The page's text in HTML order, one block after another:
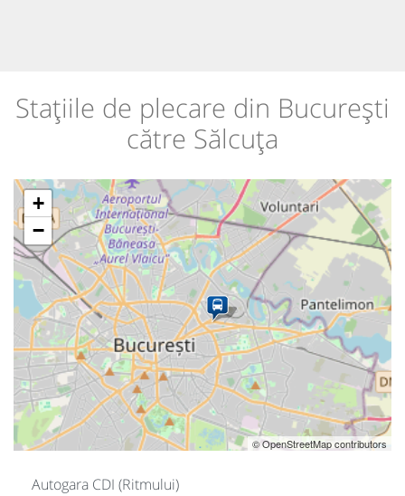
Stațiile de plecare din București
către Sălcuța
+
−
© OpenStreetMap contributors
Autogara CDI (Ritmului)